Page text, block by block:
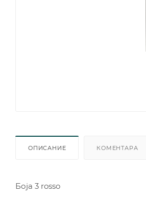
ОПИСАНИЕ КОМЕНТАРА
Боja 3 rosso